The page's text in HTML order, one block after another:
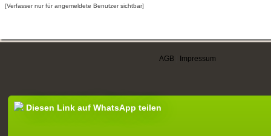
[Verfasser nur für angemeldete Benutzer sichtbar]
AGB Impressum
Diesen Link auf WhatsApp teilen